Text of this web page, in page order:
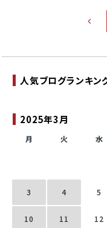
2025年3月
月 火 水
3 4 5
10 11 12
人気ブログランキン